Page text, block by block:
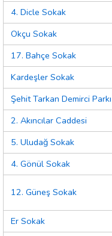
4. Dicle Sokak
Okçu Sokak
17. Bahçe Sokak
Kardeşler Sokak
Şehit Tarkan Demirci Parkı
2. Akıncılar Caddesi
5. Uludağ Sokak
4. Gönül Sokak
12. Güneş Sokak
Er Sokak